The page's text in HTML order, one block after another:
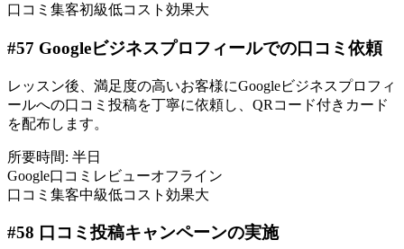
口コミ集客初級低コスト 効果大
#57 Googleビジネスプロフィールでの口コミ依頼
レッスン後、満足度の高いお客様にGoogleビジネスプロフィ
ールへの口コミ投稿を丁寧に依頼し、QRコード付きカード
を配布します。
所要時間: 半日
Google口コミ レビューオフライン
口コミ集客中級低コスト 効果大
#58 口コミ投稿キャンペーンの実施